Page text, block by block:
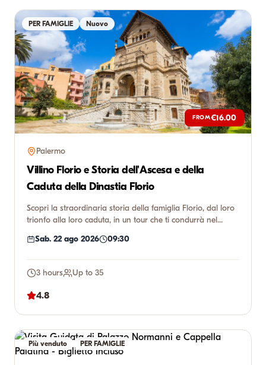
PER FAMIGLIE Nuovo
FROM€16.00
Palermo
Villino Florio e Storia dell'Ascesa e della
Caduta della Dinastia Florio
Scopri la straordinaria storia della famiglia Florio, dal loro
trionfo alla loro caduta, in un tour che ti condurrà nel...
Sab. 22 ago 2026
09:30
3 hours Up to 35
4.8
Più venduto PER FAMIGLIE